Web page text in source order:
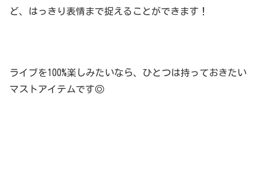
ど、はっきり表情まで捉えることができます！
ライブを100%楽しみたいなら、ひとつは持っておきたい
マストアイテムです◎